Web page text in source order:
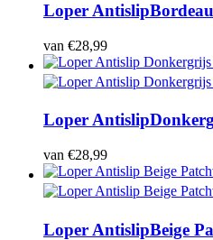
Loper Antislip
van €28,99
Loper Antislip
van €28,99
Loper AntislipBeige